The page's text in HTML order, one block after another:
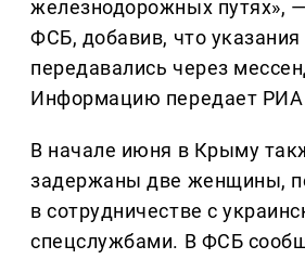
железнодорожных путях»,
ФСБ, добавив, что
передавались через
Информацию передает РИА
В начале июня в Крыму
задержаны две женщины,
в сотрудничестве с
спецслужбами. В ФСБ